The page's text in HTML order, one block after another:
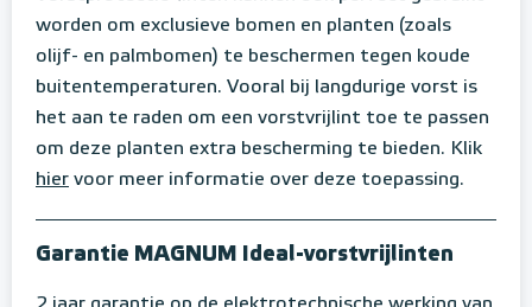
worden om exclusieve bomen en planten (zoals
olijf- en palmbomen) te beschermen tegen koude
buitentemperaturen. Vooral bij langdurige vorst is
het aan te raden om een vorstvrijlint toe te passen
om deze planten extra bescherming te bieden. Klik
hier voor meer informatie over deze toepassing.
Garantie MAGNUM Ideal-vorstvrijlinten